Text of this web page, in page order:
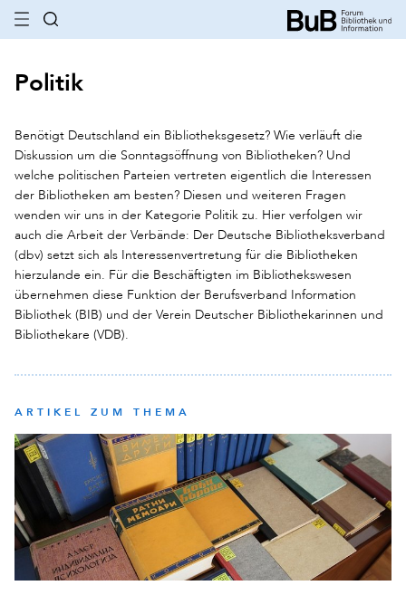
Politik
Benötigt Deutschland ein Bibliotheksgesetz? Wie verläuft die
Diskussion um die Sonntagsöffnung von Bibliotheken? Und
welche politischen Parteien vertreten eigentlich die Interessen
der Bibliotheken am besten? Diesen und weiteren Fragen
wenden wir uns in der Kategorie Politik zu. Hier verfolgen wir
auch die Arbeit der Verbände: Der Deutsche Bibliotheksverband
(dbv) setzt sich als Interessenvertretung für die Bibliotheken
hierzulande ein. Für die Beschäftigten im Bibliothekswesen
übernehmen diese Funktion der Berufsverband Information
Bibliothek (BIB) und der Verein Deutscher Bibliothekarinnen und
Bibliothekare (VDB).
ARTIKEL ZUM THEMA